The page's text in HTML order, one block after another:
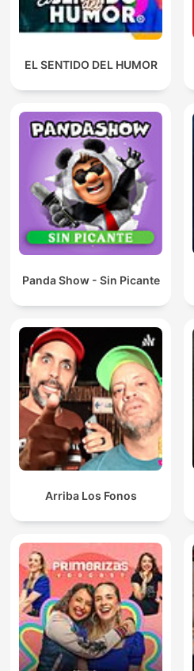
EL SENTIDO DEL HUMOR
Panda Show - Sin Picante
Arriba Los Fonos